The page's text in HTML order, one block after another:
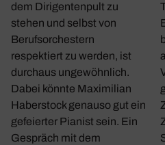
dem Dirigentenpult zu
stehen und selbst von
Berufsorchestern
respektiert zu werden, ist
durchaus ungewöhnlich.
Dabei könnte Maximilian
Haberstock genauso gut ein
gefeierter Pianist sein. Ein
Gespräch mit dem